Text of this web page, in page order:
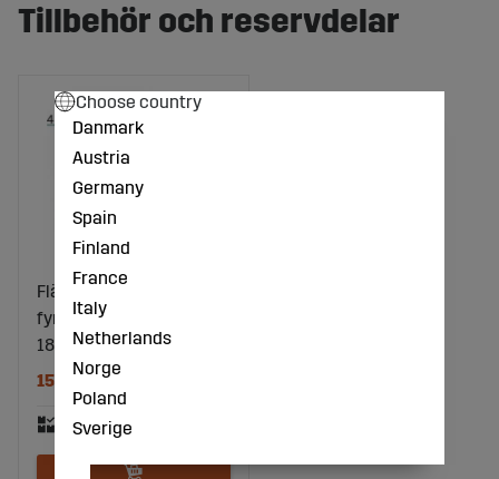
Tillbehör och reservdelar
Fläns Utvändig för
fyrkantsaxel 40x40,
18031-0404
1566 kr
Choose country
Danmark
Austria
Germany
Spain
Finland
France
Italy
Netherlands
Norge
Poland
Sverige